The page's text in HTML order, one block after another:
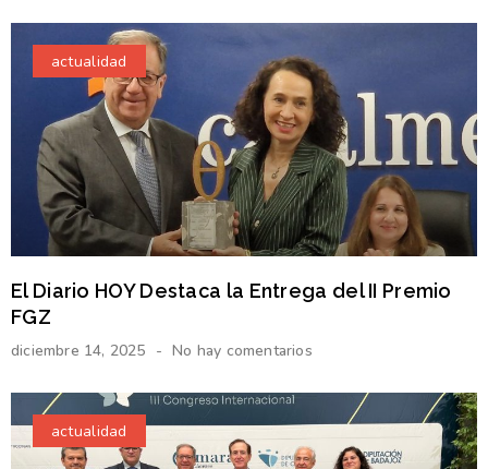
actualidad
El Diario HOY Destaca la Entrega del II Premio
FGZ
diciembre 14, 2025 No hay comentarios
actualidad